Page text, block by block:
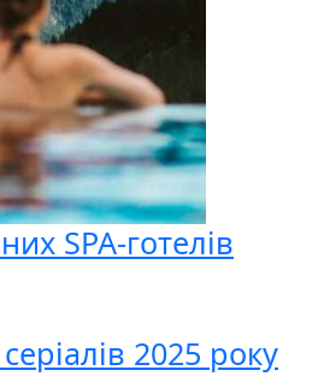
SPA-готелів
2025 року